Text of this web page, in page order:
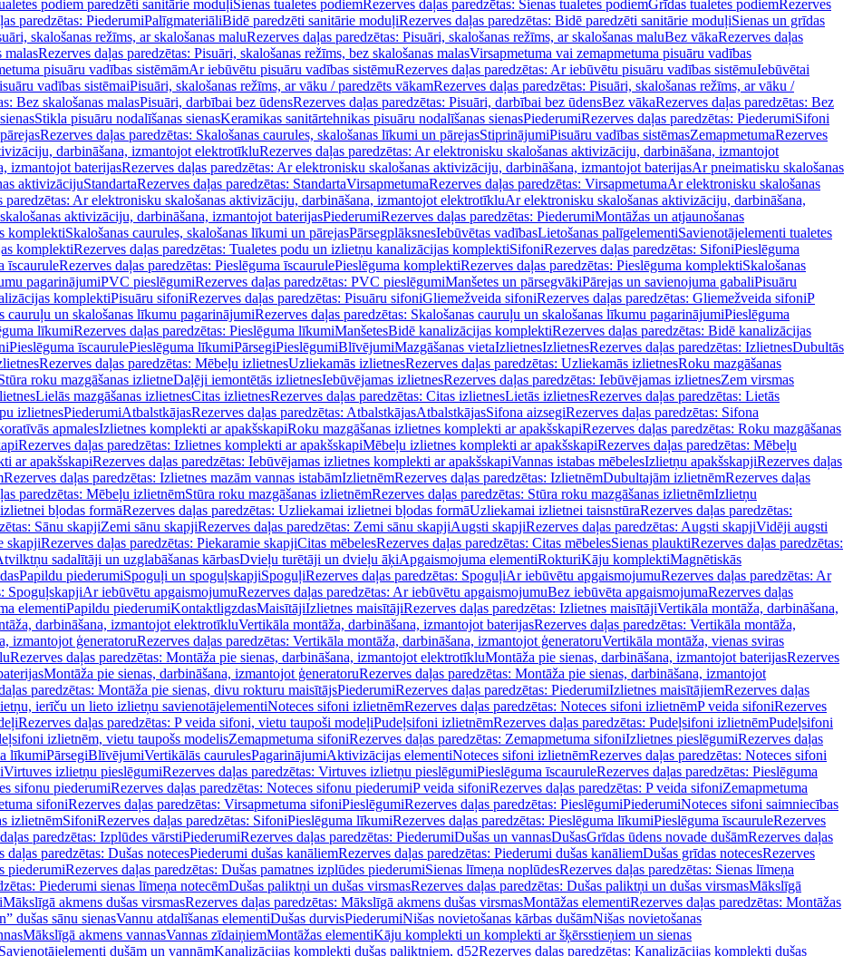
podiem paredzēti sanitārie moduļiSienas tualetes podiemRezerves daļas paredzētas: Sienas tualetes podiemGrīdas tualetes podiemRezerves
paredzētas: PiederumiPalīgmateriāliBidē paredzēti sanitārie moduļiRezerves daļas paredzētas: Bidē paredzēti sanitārie moduļiSienas un grīdas
skalošanas režīms, ar skalošanas maluRezerves daļas paredzētas: Pisuāri, skalošanas režīms, ar skalošanas maluBez vākaRezerves daļas
malasRezerves daļas paredzētas: Pisuāri, skalošanas režīms, bez skalošanas malasVirsapmetuma vai zemapmetuma pisuāru vadības
pisuāru vadības sistēmāmAr iebūvētu pisuāru vadības sistēmuRezerves daļas paredzētas: Ar iebūvētu pisuāru vadības sistēmuIebūvētai
vadības sistēmaiPisuāri, skalošanas režīms, ar vāku / paredzēts vākamRezerves daļas paredzētas: Pisuāri, skalošanas režīms, ar vāku /
Bez skalošanas malasPisuāri, darbībai bez ūdensRezerves daļas paredzētas: Pisuāri, darbībai bez ūdensBez vākaRezerves daļas paredzētas: Bez
Stikla pisuāru nodalīšanas sienasKeramikas sanitārtehnikas pisuāru nodalīšanas sienasPiederumiRezerves daļas paredzētas: PiederumiSifoni
Rezerves daļas paredzētas: Skalošanas caurules, skalošanas līkumi un pārejasStiprinājumiPisuāru vadības sistēmasZemapmetumaRezerves
darbināšana, izmantojot elektrotīkluRezerves daļas paredzētas: Ar elektronisku skalošanas aktivizāciju, darbināšana, izmantojot
izmantojot baterijasRezerves daļas paredzētas: Ar elektronisku skalošanas aktivizāciju, darbināšana, izmantojot baterijasAr pneimatisku skalošanas
aktivizācijuStandartaRezerves daļas paredzētas: StandartaVirsapmetumaRezerves daļas paredzētas: VirsapmetumaAr elektronisku skalošanas
paredzētas: Ar elektronisku skalošanas aktivizāciju, darbināšana, izmantojot elektrotīkluAr elektronisku skalošanas aktivizāciju, darbināšana,
aktivizāciju, darbināšana, izmantojot baterijasPiederumiRezerves daļas paredzētas: PiederumiMontāžas un atjaunošanas
komplektiSkalošanas caurules, skalošanas līkumi un pārejasPārsegplāksnesIebūvētas vadībasLietošanas palīgelementiSavienotājelementi tualetes
komplektiRezerves daļas paredzētas: Tualetes podu un izlietņu kanalizācijas komplektiSifoniRezerves daļas paredzētas: SifoniPieslēguma
īscauruleRezerves daļas paredzētas: Pieslēguma īscaurulePieslēguma komplektiRezerves daļas paredzētas: Pieslēguma komplektiSkalošanas
pagarinājumiPVC pieslēgumiRezerves daļas paredzētas: PVC pieslēgumiManšetes un pārsegvākiPārejas un savienojuma gabaliPisuāru
komplektiPisuāru sifoniRezerves daļas paredzētas: Pisuāru sifoniGliemežveida sifoniRezerves daļas paredzētas: Gliemežveida sifoniP
cauruļu un skalošanas līkumu pagarinājumiRezerves daļas paredzētas: Skalošanas cauruļu un skalošanas līkumu pagarinājumiPieslēguma
līkumiRezerves daļas paredzētas: Pieslēguma līkumiManšetesBidē kanalizācijas komplektiRezerves daļas paredzētas: Bidē kanalizācijas
Pieslēguma īscaurulePieslēguma līkumiPārsegiPieslēgumiBlīvējumiMazgāšanas vietaIzlietnesIzlietnesRezerves daļas paredzētas: IzlietnesDubultās
Rezerves daļas paredzētas: Mēbeļu izlietnesUzliekamās izlietnesRezerves daļas paredzētas: Uzliekamās izlietnesRoku mazgāšanas
roku mazgāšanas izlietneDaļēji iemontētās izlietnesIebūvējamas izlietnesRezerves daļas paredzētas: Iebūvējamas izlietnesZem virsmas
Lielās mazgāšanas izlietnesCitas izlietnesRezerves daļas paredzētas: Citas izlietnesLietās izlietnesRezerves daļas paredzētas: Lietās
izlietnesPiederumiAtbalstkājasRezerves daļas paredzētas: AtbalstkājasAtbalstkājasSifona aizsegiRezerves daļas paredzētas: Sifona
apmalesIzlietnes komplekti ar apakšskapiRoku mazgāšanas izlietnes komplekti ar apakšskapiRezerves daļas paredzētas: Roku mazgāšanas
Rezerves daļas paredzētas: Izlietnes komplekti ar apakšskapiMēbeļu izlietnes komplekti ar apakšskapiRezerves daļas paredzētas: Mēbeļu
ar apakšskapiRezerves daļas paredzētas: Iebūvējamas izlietnes komplekti ar apakšskapiVannas istabas mēbelesIzlietņu apakšskapjiRezerves daļas
Rezerves daļas paredzētas: Izlietnes mazām vannas istabāmIzlietnēmRezerves daļas paredzētas: IzlietnēmDubultajām izlietnēmRezerves daļas
paredzētas: Mēbeļu izlietnēmStūra roku mazgāšanas izlietnēmRezerves daļas paredzētas: Stūra roku mazgāšanas izlietnēmIzlietņu
bļodas formāRezerves daļas paredzētas: Uzliekamai izlietnei bļodas formāUzliekamai izlietnei taisnstūraRezerves daļas paredzētas:
Sānu skapjiZemi sānu skapjiRezerves daļas paredzētas: Zemi sānu skapjiAugsti skapjiRezerves daļas paredzētas: Augsti skapjiVidēji augsti
skapjiRezerves daļas paredzētas: Piekaramie skapjiCitas mēbelesRezerves daļas paredzētas: Citas mēbelesSienas plauktiRezerves daļas paredzētas:
sadalītāji un uzglabāšanas kārbasDvieļu turētāji un dvieļu āķiApgaismojuma elementiRokturiKāju komplektiMagnētiskās
Papildu piederumiSpoguļi un spoguļskapjiSpoguļiRezerves daļas paredzētas: SpoguļiAr iebūvētu apgaismojumuRezerves daļas paredzētas: Ar
SpoguļskapjiAr iebūvētu apgaismojumuRezerves daļas paredzētas: Ar iebūvētu apgaismojumuBez iebūvēta apgaismojumaRezerves daļas
elementiPapildu piederumiKontaktligzdasMaisītājiIzlietnes maisītājiRezerves daļas paredzētas: Izlietnes maisītājiVertikāla montāža, darbināšana,
darbināšana, izmantojot elektrotīkluVertikāla montāža, darbināšana, izmantojot baterijasRezerves daļas paredzētas: Vertikāla montāža,
izmantojot ģeneratoruRezerves daļas paredzētas: Vertikāla montāža, darbināšana, izmantojot ģeneratoruVertikāla montāža, vienas sviras
Rezerves daļas paredzētas: Montāža pie sienas, darbināšana, izmantojot elektrotīkluMontāža pie sienas, darbināšana, izmantojot baterijasRezerves
Montāža pie sienas, darbināšana, izmantojot ģeneratoruRezerves daļas paredzētas: Montāža pie sienas, darbināšana, izmantojot
paredzētas: Montāža pie sienas, divu rokturu maisītājsPiederumiRezerves daļas paredzētas: PiederumiIzlietnes maisītājiemRezerves daļas
ierīču un lieto izlietņu savienotājelementiNoteces sifoni izlietnēmRezerves daļas paredzētas: Noteces sifoni izlietnēmP veida sifoniRezerves
Rezerves daļas paredzētas: P veida sifoni, vietu taupoši modeļiPudeļsifoni izlietnēmRezerves daļas paredzētas: Pudeļsifoni izlietnēmPudeļsifoni
izlietnēm, vietu taupošs modelisZemapmetuma sifoniRezerves daļas paredzētas: Zemapmetuma sifoniIzlietnes pieslēgumiRezerves daļas
līkumiPārsegiBlīvējumiVertikālās caurulesPagarinājumiAktivizācijas elementiNoteces sifoni izlietnēmRezerves daļas paredzētas: Noteces sifoni
Virtuves izlietņu pieslēgumiRezerves daļas paredzētas: Virtuves izlietņu pieslēgumiPieslēguma īscauruleRezerves daļas paredzētas: Pieslēguma
sifonu piederumiRezerves daļas paredzētas: Noteces sifonu piederumiP veida sifoniRezerves daļas paredzētas: P veida sifoniZemapmetuma
sifoniRezerves daļas paredzētas: Virsapmetuma sifoniPieslēgumiRezerves daļas paredzētas: PieslēgumiPiederumiNoteces sifoni saimniecības
izlietnēmSifoniRezerves daļas paredzētas: SifoniPieslēguma līkumiRezerves daļas paredzētas: Pieslēguma līkumiPieslēguma īscauruleRezerves
paredzētas: Izplūdes vārstiPiederumiRezerves daļas paredzētas: PiederumiDušas un vannasDušasGrīdas ūdens novade dušāmRezerves daļas
daļas paredzētas: Dušas notecesPiederumi dušas kanāliemRezerves daļas paredzētas: Piederumi dušas kanāliemDušas grīdas notecesRezerves
piederumiRezerves daļas paredzētas: Dušas pamatnes izplūdes piederumiSienas līmeņa noplūdesRezerves daļas paredzētas: Sienas līmeņa
Piederumi sienas līmeņa notecēmDušas paliktņi un dušas virsmasRezerves daļas paredzētas: Dušas paliktņi un dušas virsmasMākslīgā
Mākslīgā akmens dušas virsmasRezerves daļas paredzētas: Mākslīgā akmens dušas virsmasMontāžas elementiRezerves daļas paredzētas: Montāžas
dušas sānu sienasVannu atdalīšanas elementiDušas durvisPiederumiNišas novietošanas kārbas dušāmNišas novietošanas
Mākslīgā akmens vannasVannas zīdaiņiemMontāžas elementiKāju komplekti un komplekti ar šķērsstieņiem un sienas
Savienotājelementi dušām un vannāmKanalizācijas komplekti dušas paliktņiem, d52Rezerves daļas paredzētas: Kanalizācijas komplekti dušas